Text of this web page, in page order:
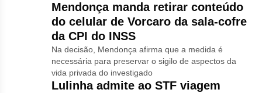
Mendonça manda retirar conteúdo
do celular de Vorcaro da sala-cofre
da CPI do INSS
Na decisão, Mendonça afirma que a medida é
necessária para preservar o sigilo de aspectos da
vida privada do investigado
Lulinha admite ao STF viagem